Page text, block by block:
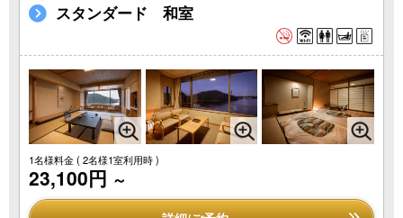
スタンダード 和室
1名様料金( 2名様1室利用時 )
23,100円 ～